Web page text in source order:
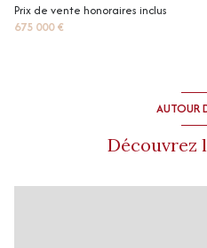
Prix de vente honoraires inclus
675 000 €
AUTOUR
Découvrez